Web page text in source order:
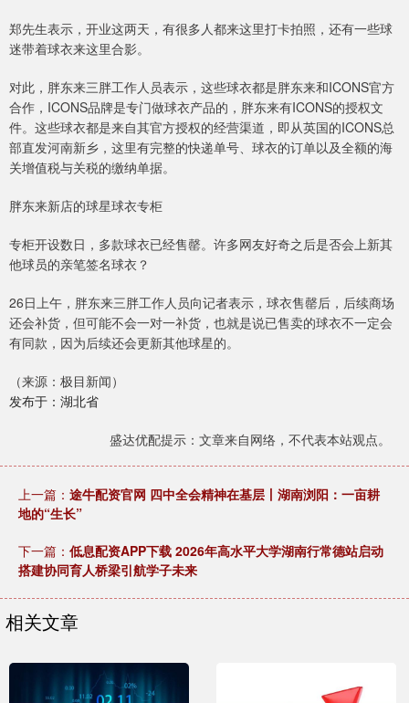
郑先生表示，开业这两天，有很多人都来这里打卡拍照，还有一些球
迷带着球衣来这里合影。
对此，胖东来三胖工作人员表示，这些球衣都是胖东来和ICONS官方
合作，ICONS品牌是专门做球衣产品的，胖东来有ICONS的授权文
件。这些球衣都是来自其官方授权的经营渠道，即从英国的ICONS总
部直发河南新乡，这里有完整的快递单号、球衣的订单以及全额的海
关增值税与关税的缴纳单据。
胖东来新店的球星球衣专柜
专柜开设数日，多款球衣已经售罄。许多网友好奇之后是否会上新其
他球员的亲笔签名球衣？
26日上午，胖东来三胖工作人员向记者表示，球衣售罄后，后续商场
还会补货，但可能不会一对一补货，也就是说已售卖的球衣不一定会
有同款，因为后续还会更新其他球星的。
（来源：极目新闻）
发布于：湖北省
盛达优配提示：文章来自网络，不代表本站观点。
上一篇： 途牛配资官网 四中全会精神在基层丨湖南浏阳：一亩耕
地的“生长”
下一篇： 低息配资APP下载 2026年高水平大学湖南行常德站启动
搭建协同育人桥梁引航学子未来
相关文章